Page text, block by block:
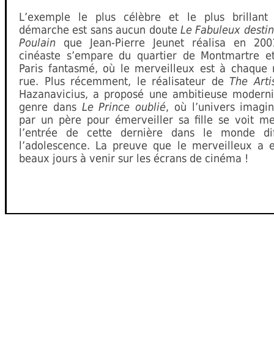
L’exemple le plus célèbre et le plus brillant
démarche est sans aucun doute Le Fabuleux
Poulain que Jean-Pierre Jeunet réalisa en
cinéaste s’empare du quartier de Montmartre
Paris fantasmé, où le merveilleux est à chaque
rue. Plus récemment, le réalisateur de The
Hazanavicius, a proposé une ambitieuse
genre dans Le Prince oublié, où l’univers
par un père pour émerveiller sa fille se voit
l’entrée de cette dernière dans le monde
l’adolescence. La preuve que le merveilleux a
beaux jours à venir sur les écrans de cinéma !